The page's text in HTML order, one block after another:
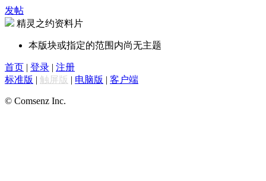
发帖
精灵之约资料片
本版块或指定的范围内尚无主题
首页 | 登录 | 注册
标准版 | 触屏版 | 电脑版 | 客户端
© Comsenz Inc.